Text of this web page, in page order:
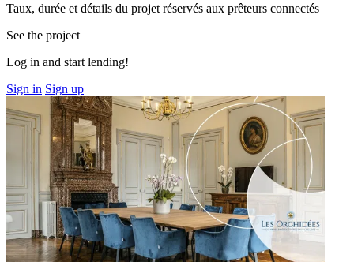
Taux, durée et détails du projet réservés aux prêteurs connectés
See the project
Log in and start lending!
Sign in Sign up